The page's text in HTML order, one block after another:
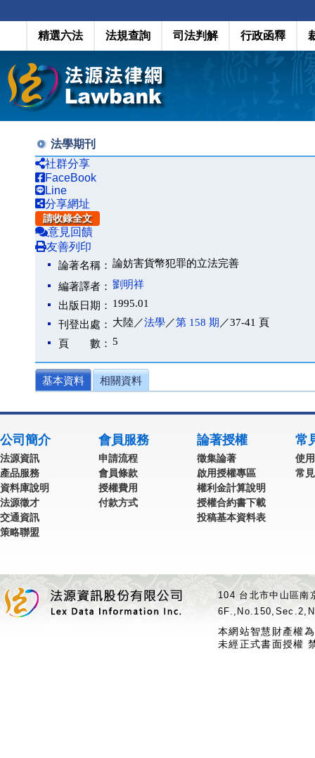
精選六法 法規查詢 司法判解 行政函釋
法學期刊
社群分享
FaceBook
Line
分享網址
請收錄全文
意見回饋
友善列印
論著名稱： 論妨害貨幣犯罪的立法完善
編著譯者： 劉明祥
出版日期： 1995.01
刊登出處： 大陸／法學／第 158 期 ／37-41 頁
頁 數： 5
基本資料 相關資料
公司簡介
法源資訊
產品服務
資料庫說明
法源徵才
交通資訊
策略聯盟
會員服務
申請流程
會員條款
授權費用
付款方式
論著授權
徵集論著
啟用授權專區
權利金計算說明
授權合約書下載
投稿基本資料表
常
使
常
104 台北市中山區
本網站智慧財產權
未經正式書面授權